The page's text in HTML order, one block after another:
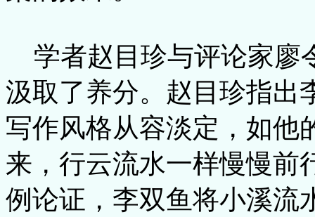
学者赵目珍与评论家廖
汲取了养分。赵目珍指出
写作风格从容淡定，如他
来，行云流水一样慢慢前
例论证，李双鱼将小溪流